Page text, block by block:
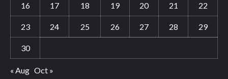
16 17 18 19 20 21 22
23 24 25 26 27 28 29
30
« Aug Oct »